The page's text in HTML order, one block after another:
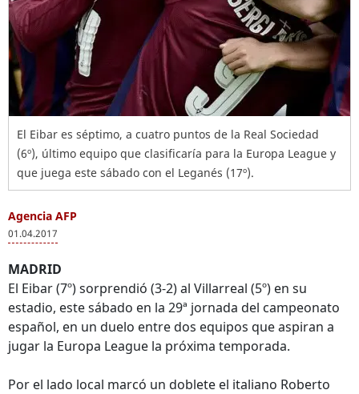
El Eibar es séptimo, a cuatro puntos de la Real Sociedad
(6º), último equipo que clasificaría para la Europa League y
que juega este sábado con el Leganés (17º).
Agencia AFP
01.04.2017
MADRID
El Eibar (7º) sorprendió (3-2) al Villarreal (5º) en su
estadio, este sábado en la 29ª jornada del campeonato
español, en un duelo entre dos equipos que aspiran a
jugar la Europa League la próxima temporada.
Por el lado local marcó un doblete el italiano Roberto